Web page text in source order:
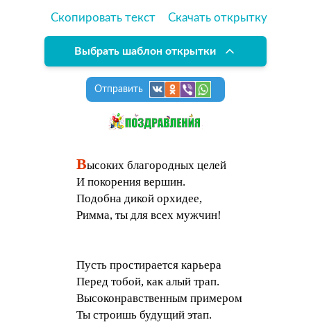
Скопировать текст Скачать открытку
Выбрать шаблон открытки
Отправить
Высоких благородных целей
И покорения вершин.
Подобна дикой орхидее,
Римма, ты для всех мужчин!
Пусть простирается карьера
Перед тобой, как алый трап.
Высоконравственным примером
Ты строишь будущий этап.